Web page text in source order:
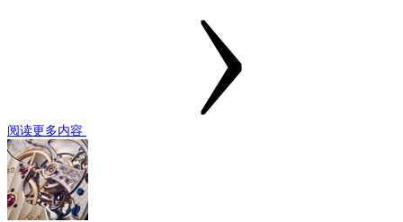
阅读更多内容